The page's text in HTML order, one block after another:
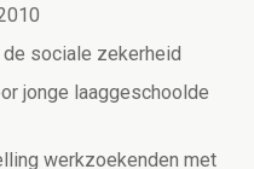
sociale zekerheid
jonge laaggeschoolde
werkzoekenden met